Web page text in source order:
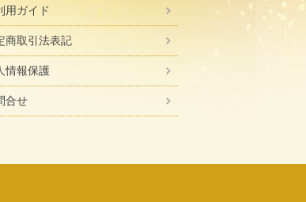
用ガイド
商取引法表記
情報保護
合せ